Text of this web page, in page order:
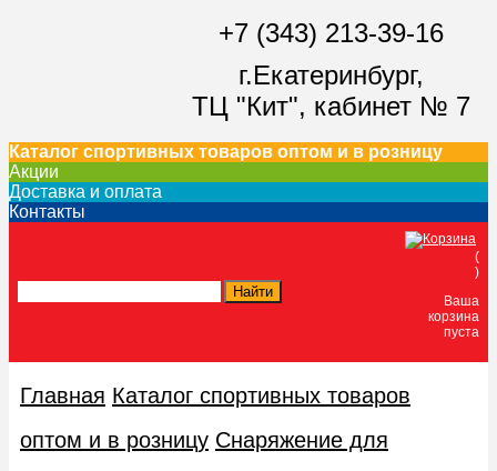
+7 (343) 213-39-16
г.Екатеринбург,
ТЦ "Кит", кабинет № 7
Каталог спортивных товаров оптом и в розницу
Акции
Доставка и оплата
Контакты
(
)
Ваша
корзина
пуста
Главная Каталог спортивных товаров
оптом и в розницу Снаряжение для